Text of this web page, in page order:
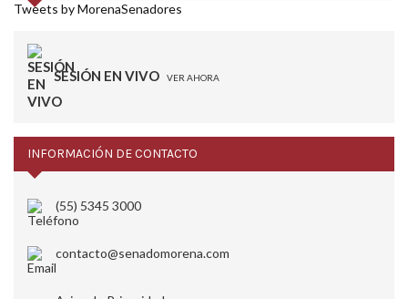
Tweets by MorenaSenadores
SESIÓN EN VIVO VER AHORA
INFORMACIÓN DE CONTACTO
(55) 5345 3000
contacto@senadomorena.com